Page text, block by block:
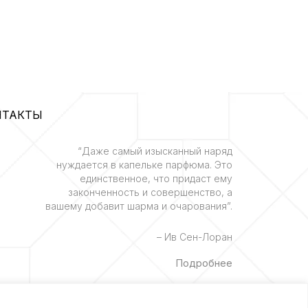
“Даже самый изысканный наряд
нуждается в капельке парфюма. Это
единственное, что придаст ему
законченность и совершенство, а
вашему добавит шарма и очарования”.
– Ив Сен-Лоран
Подробнее